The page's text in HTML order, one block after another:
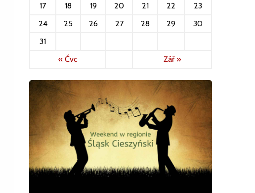
17
18 19 20 21 22
23
24
25 26 27 28 29
30
31
« Čvc
Zář »